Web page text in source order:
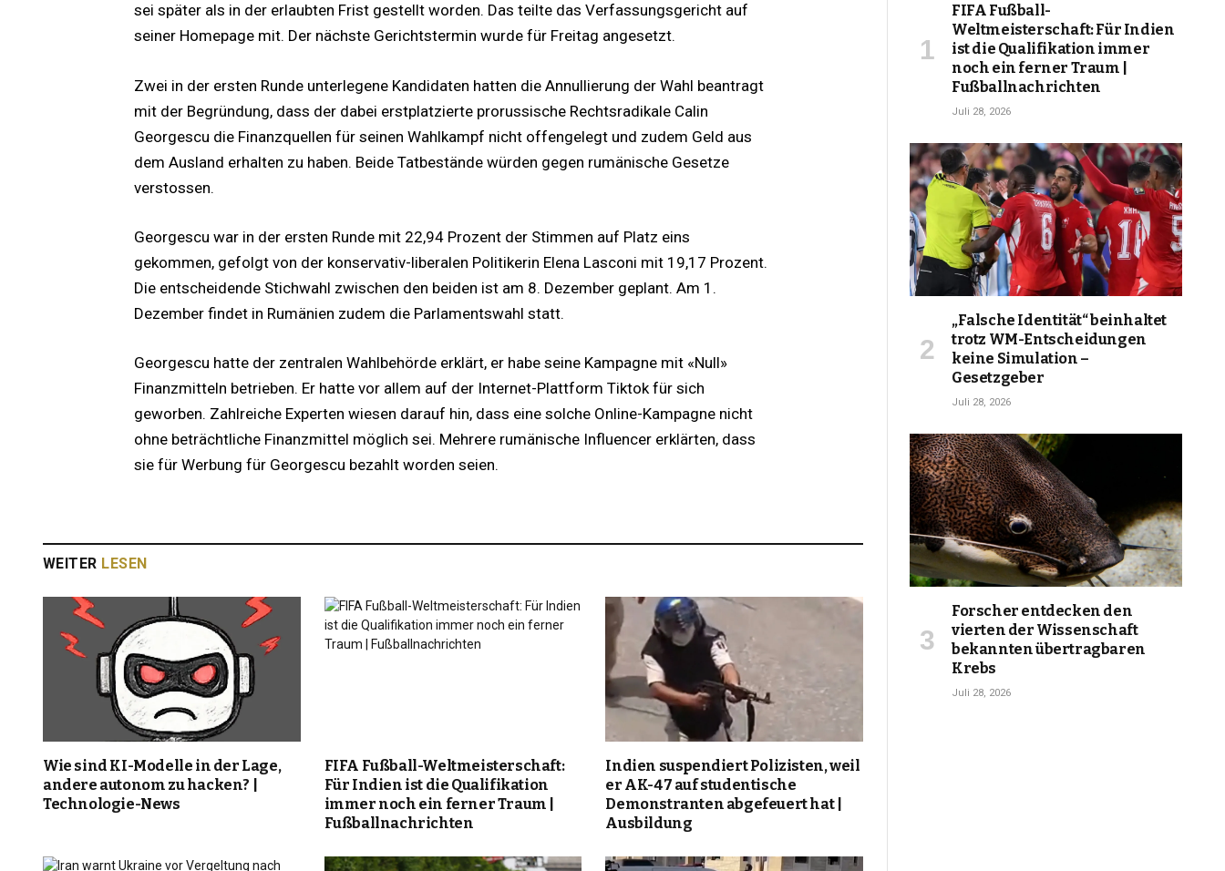
sei später als in der erlaubten Frist gestellt worden. Das teilte das Verfassungsgericht auf
seiner Homepage mit. Der nächste Gerichtstermin wurde für Freitag angesetzt.
Zwei in der ersten Runde unterlegene Kandidaten hatten die Annullierung der Wahl beantragt
mit der Begründung, dass der dabei erstplatzierte prorussische Rechtsradikale Calin
Georgescu die Finanzquellen für seinen Wahlkampf nicht offengelegt und zudem Geld aus
dem Ausland erhalten zu haben. Beide Tatbestände würden gegen rumänische Gesetze
verstossen.
Georgescu war in der ersten Runde mit 22,94 Prozent der Stimmen auf Platz eins
gekommen, gefolgt von der konservativ-liberalen Politikerin Elena Lasconi mit 19,17 Prozent.
Die entscheidende Stichwahl zwischen den beiden ist am 8. Dezember geplant. Am 1.
Dezember findet in Rumänien zudem die Parlamentswahl statt.
Georgescu hatte der zentralen Wahlbehörde erklärt, er habe seine Kampagne mit «Null»
Finanzmitteln betrieben. Er hatte vor allem auf der Internet-Plattform Tiktok für sich
geworben. Zahlreiche Experten wiesen darauf hin, dass eine solche Online-Kampagne nicht
ohne beträchtliche Finanzmittel möglich sei. Mehrere rumänische Influencer erklärten, dass
sie für Werbung für Georgescu bezahlt worden seien.
WEITER LESEN
Wie sind KI-Modelle in der Lage,
andere autonom zu hacken? |
Technologie-News
FIFA Fußball-Weltmeisterschaft:
Für Indien ist die Qualifikation
immer noch ein ferner Traum |
Fußballnachrichten
Indien suspendiert Polizisten, weil
er AK-47 auf studentische
Demonstranten abgefeuert hat |
Ausbildung
FIFA Fußball-
Weltmeisterschaft: Für Indien
ist die Qualifikation immer
noch ein ferner Traum |
Fußballnachrichten
Juli 28, 2026
„Falsche Identität“ beinhaltet
trotz WM-Entscheidungen
keine Simulation –
Gesetzgeber
Juli 28, 2026
Forscher entdecken den
vierten der Wissenschaft
bekannten übertragbaren
Krebs
Juli 28, 2026